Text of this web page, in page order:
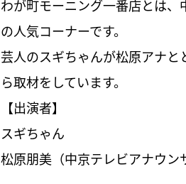
わが町モーニング一番店とは
の人気コーナーです。
芸人のスギちゃんが松原アナ
ら取材をしています。
【出演者】
スギちゃん
松原朋美（中京テレビアナウン